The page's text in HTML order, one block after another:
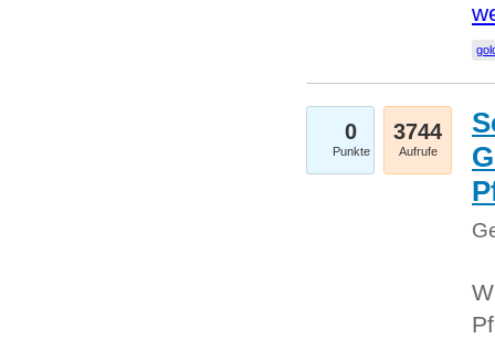
0
Punkte
3744
Aufrufe